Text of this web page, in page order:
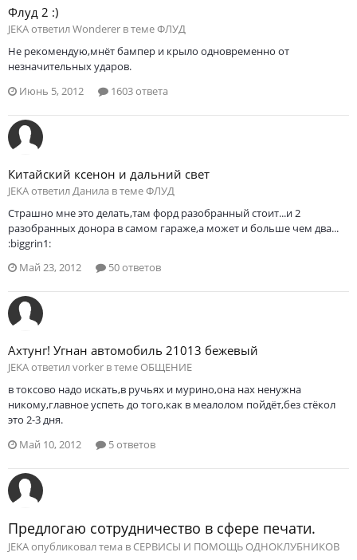
Флуд 2 :)
JEKA ответил Wonderer в темеФЛУД
Не рекомендую,мнёт бампер и крыло одновременно от
незначительных ударов.
Июнь 5, 2012
1603 ответа
Китайский ксенон и дальний свет
JEKA ответил Данила в темеФЛУД
Страшно мне это делать,там форд разобранный стоит...и 2
разобранных донора в самом гараже,а может и больше чем два...
:biggrin1:
Май 23, 2012
50 ответов
Ахтунг! Угнан автомобиль 21013 бежевый
JEKA ответил vorker в темеОБЩЕНИЕ
в токсово надо искать,в ручьях и мурино,она нах ненужна
никому,главное успеть до того,как в меалолом пойдёт,без стёкол
это 2-3 дня.
Май 10, 2012
5 ответов
Предлогаю сотрудничество в сфере печати.
JEKA опубликовал тема в СЕРВИСЫ И ПОМОЩЬ ОДНОКЛУБНИКОВ